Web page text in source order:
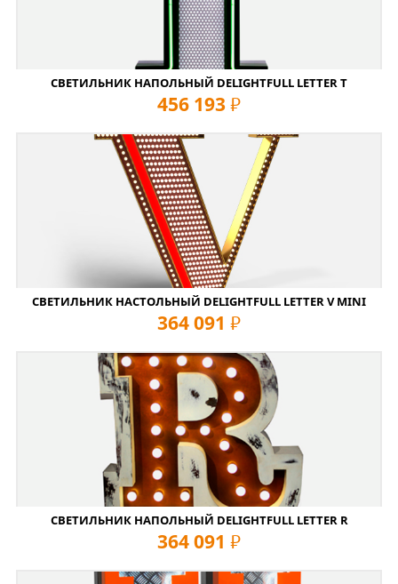
СВЕТИЛЬНИК НАПОЛЬНЫЙ DELIGHTFULL LETTER T
456 193 руб
СВЕТИЛЬНИК НАСТОЛЬНЫЙ DELIGHTFULL LETTER V MINI
364 091 руб
СВЕТИЛЬНИК НАПОЛЬНЫЙ DELIGHTFULL LETTER R
364 091 руб